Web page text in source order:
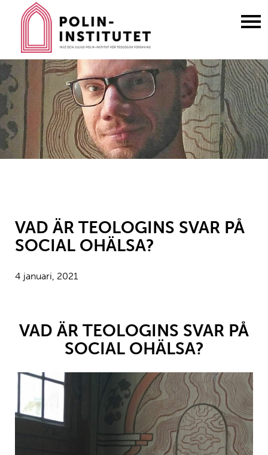
VAD ÄR TEOLOGINS SVAR PÅ
SOCIAL OHÄLSA?
4 januari, 2021
VAD ÄR TEOLOGINS SVAR PÅ
SOCIAL OHÄLSA?